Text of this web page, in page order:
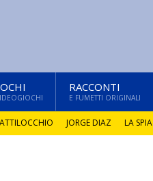
RACCONTI
E FUMETTI ORIGINALI
JORGE DIAZ LA SPIA